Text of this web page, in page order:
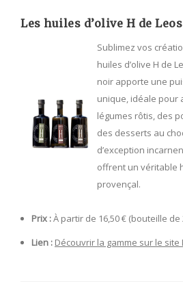
Les huiles d’olive H de Leos
Sublimez vos
huiles d’olive H de
noir apporte une
unique, idéale pour
légumes rôtis, des
des desserts au
d’exception
offrent un véritable
provençal​.
Prix :À partir de 16,50 € (bouteille de
Lien : Découvrir la gamme sur le site